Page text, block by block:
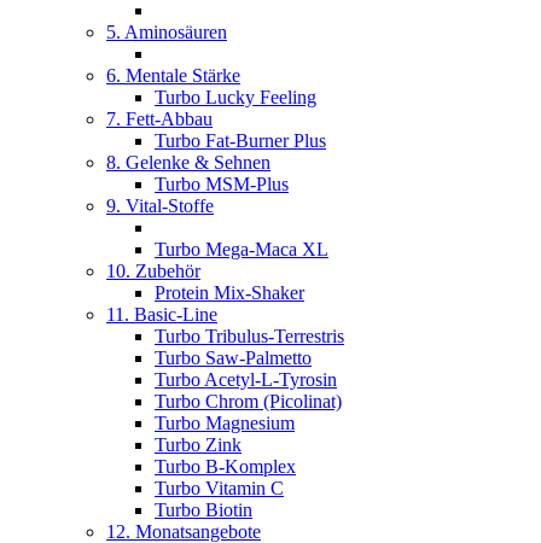
5. Aminosäuren
6. Mentale Stärke
Turbo Lucky Feeling
7. Fett-Abbau
Turbo Fat-Burner Plus
8. Gelenke & Sehnen
Turbo MSM-Plus
9. Vital-Stoffe
Turbo Mega-Maca XL
10. Zubehör
Protein Mix-Shaker
11. Basic-Line
Turbo Tribulus-Terrestris
Turbo Saw-Palmetto
Turbo Acetyl-L-Tyrosin
Turbo Chrom (Picolinat)
Turbo Magnesium
Turbo Zink
Turbo B-Komplex
Turbo Vitamin C
Turbo Biotin
12. Monatsangebote